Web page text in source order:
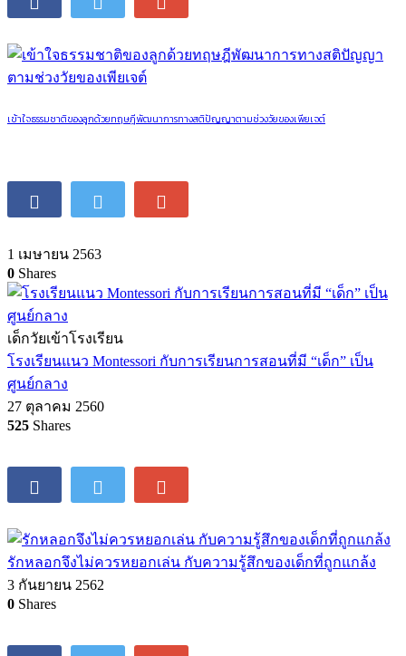
เข้าใจธรรมชาติของลูกด้วยทฤษฎีพัฒนาการทางสติปัญญาตามช่วงวัยของเพียเจต์
1 เมษายน 2563
0 Shares
เด็กวัยเข้าโรงเรียน
โรงเรียนแนว Montessori กับการเรียนการสอนที่มี “เด็ก” เป็น
ศูนย์กลาง
27 ตุลาคม 2560
525 Shares
รักหลอกจึงไม่ควรหยอกเล่น กับความรู้สึกของเด็กที่ถูกแกล้ง
3 กันยายน 2562
0 Shares